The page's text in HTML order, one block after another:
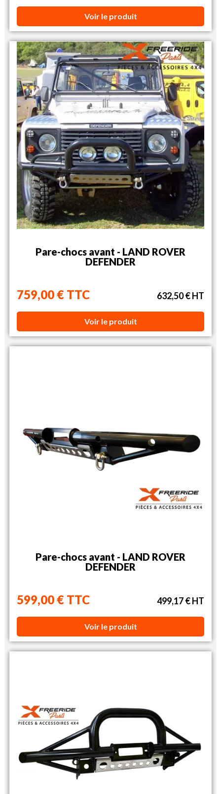
Voir le produit
Pare-chocs avant - LAND ROVER
DEFENDER
759,00 € TTC 632,50 € HT
Voir le produit
Pare-chocs avant - LAND ROVER
DEFENDER
599,00 € TTC 499,17 € HT
Voir le produit